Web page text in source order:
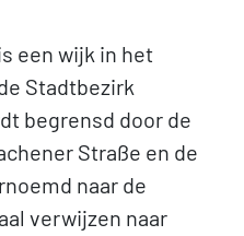
een wijk in het
Stadtbezirk
begrensd door de
Straße en de
naar de
verwijzen naar